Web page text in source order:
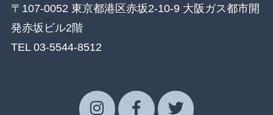
〒107-0052 東京都港区赤坂2-10-9 大阪ガス都市開
発赤坂ビル2階
TEL 03-5544-8512